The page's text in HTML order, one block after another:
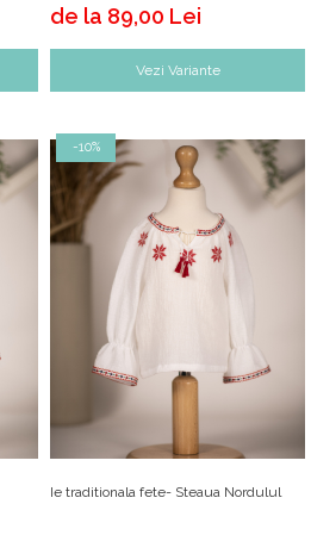
de la 89,00 Lei
Vezi Variante
-10%
Ie traditionala fete- Steaua Nordulul